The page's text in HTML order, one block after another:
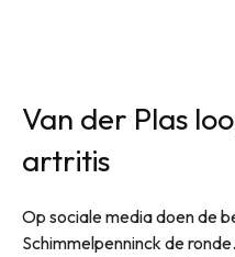
Van der Plas
artritis
Op sociale media doen de
Schimmelpenninck de